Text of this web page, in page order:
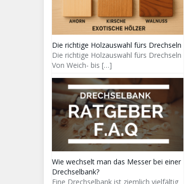
Die richtige Holzauswahl fürs Drechseln
Die richtige Holzauswahl fürs Drechseln
Von Weich- bis […]
Wie wechselt man das Messer bei einer
Drechselbank?
Eine Drechselbank ist ziemlich vielfältig